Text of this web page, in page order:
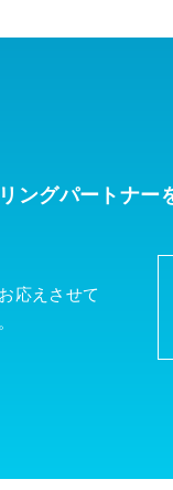
ングパートナー
応えさせて